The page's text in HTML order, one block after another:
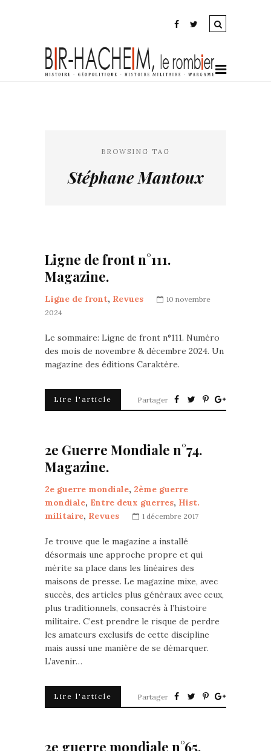
BROWSING TAG
Stéphane Mantoux
Ligne de front n°111.
Magazine.
Ligne de front, Revues
10 novembre
2024
Le sommaire: Ligne de front n°111. Numéro
des mois de novembre & décembre 2024. Un
magazine des éditions Caraktère.
Lire l'article Partager
2e Guerre Mondiale n°74.
Magazine.
2e guerre mondiale, 2ème guerre
mondiale, Entre deux guerres, Hist.
militaire, Revues 1 décembre 2017
Je trouve que le magazine a installé
désormais une approche propre et qui
mérite sa place dans les linéaires des
maisons de presse. Le magazine mixe, avec
succès, des articles plus généraux avec ceux,
plus traditionnels, consacrés à l’histoire
militaire. C’est prendre le risque de perdre
les amateurs exclusifs de cette discipline
mais aussi une manière de se démarquer.
L’avenir…
Lire l'article Partager
2e guerre mondiale n°65.